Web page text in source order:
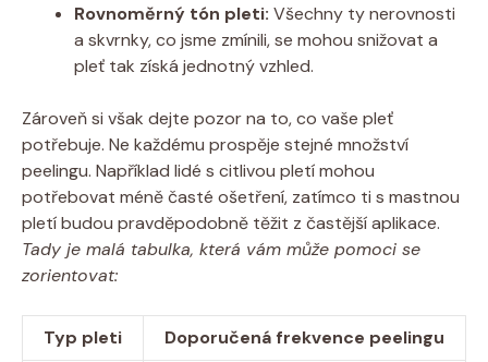
Rovnoměrný tón pleti: Všechny ty⁣ nerovnosti
a skvrnky, ​co jsme zmínili, se mohou snižovat a
pleť tak‍ získá jednotný vzhled.
Zároveň si ⁢však dejte pozor na ⁤to, co vaše pleť
potřebuje. Ne každému prospěje⁢ stejné množství
peelingu. Například lidé s citlivou pletí mohou
potřebovat​ méně časté ošetření, zatímco ti s⁢ mastnou
pletí⁣ budou ​pravděpodobně těžit z častější aplikace.
Tady je malá tabulka,‍ která vám může pomoci se
zorientovat:
Typ pleti
Doporučená frekvence peelingu